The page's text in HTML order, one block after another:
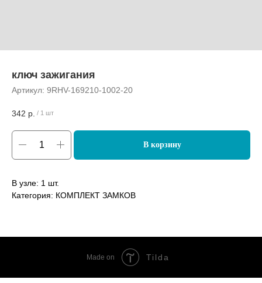
ключ зажигания
Артикул: 9RHV-169210-1002-20
342 р. / 1 шт
В корзину
В узле: 1 шт.
Категория: КОМПЛЕКТ ЗАМКОВ
Made on Tilda